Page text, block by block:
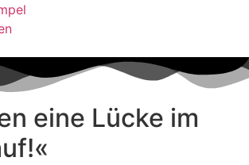
eine Lücke im